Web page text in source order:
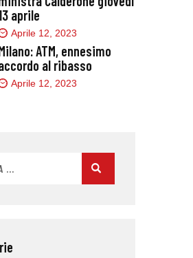
aprile
Aprile 12, 2023
ATM, ennesimo
al ribasso
Aprile 12, 2023